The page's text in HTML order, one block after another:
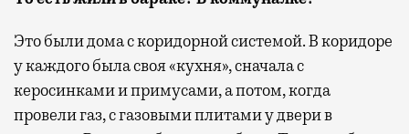
Это были дома с коридорной системой. В коридоре
у каждого была своя «кухня», сначала с
керосинками и примусами, а потом, когда
провели газ, с газовыми плитами у двери в